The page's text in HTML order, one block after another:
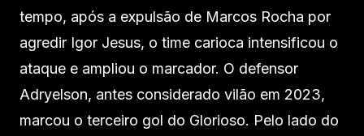
tempo, após a expulsão de Marcos Rocha por
agredir Igor Jesus, o time carioca intensificou o
ataque e ampliou o marcador. O defensor
Adryelson, antes considerado vilão em 2023,
marcou o terceiro gol do Glorioso. Pelo lado do